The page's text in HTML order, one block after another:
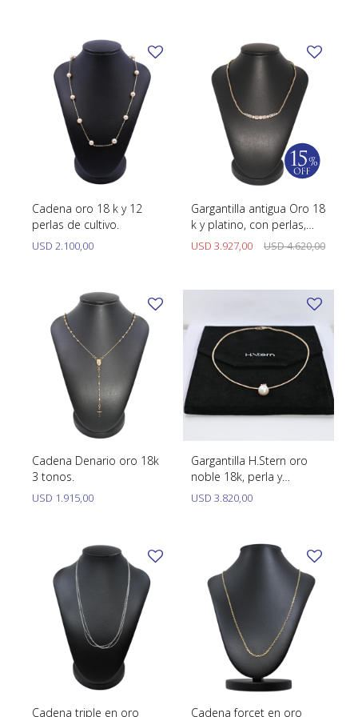
Cadena oro 18 k y 12
perlas de cultivo.
USD 2.100,00
Gargantilla antigua Oro 18
k y platino, con perlas,
brillantes y diamantes.
USD 3.927,00 USD4.620,00
Cadena Denario oro 18k
3 tonos.
USD 1.915,00
Gargantilla H.Stern oro
noble 18k, perla y
brillantes con estuche.
USD 3.820,00
Cadena triple en oro Cadena forcet en oro